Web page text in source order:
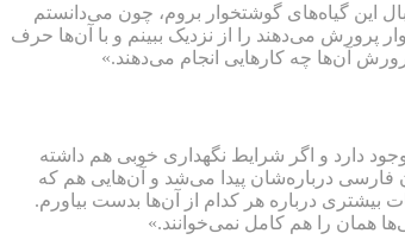
دنبال این گیاه‌های گوشتخوار بروم، چون می‌دانستم
پرورش می‌دهند را از نزدیک ببینم و با آن‌ها حرف
آن‌ها چه کارهایی انجام می‌دهند.»
دارد و اگر شرایط نگهداری خوبی هم داشته
فارسی درباره‌شان پیدا می‌شد و آن‌هایی هم که
بیشتری درباره هر کدام از آن‌ها بدست بیاورم.
همان را هم کامل نمی‌خوانند.»